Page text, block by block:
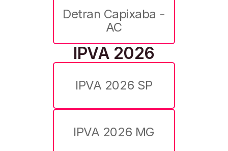
Detran Capixaba -
AC
IPVA 2026
IPVA 2026 SP
IPVA 2026 MG